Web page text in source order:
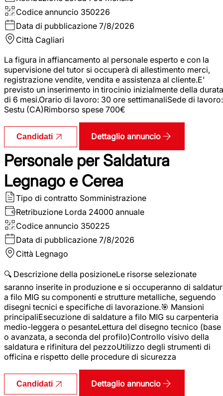
Codice annuncio 350226
Data di pubblicazione 7/8/2026
Città Cagliari
La figura in affiancamento al personale esperto e con la
supervisione del tutor si occuperà di allestimento merci,
registrazione vendite, vendita e assistenza al cliente.E'
previsto un inserimento in tirocinio inizialmente della durata
di 6 mesi.Orario di lavoro: 30 ore settimanaliSede di lavoro:
Sestu (CA)Rimborso spese 700€
Candidati Dettaglio annuncio
Personale per Saldatura
Legnago e Cerea
Tipo di contratto Somministrazione
Retribuzione Lorda 24000 annuale
Codice annuncio 350225
Data di pubblicazione 7/8/2026
Città Legnago
🔍 Descrizione della posizioneLe risorse selezionate
saranno inserite in produzione e si occuperanno di
a filo MIG su componenti e strutture metalliche, seguendo
disegni tecnici e specifiche di lavorazione.🎯 Mansioni
principaliEsecuzione di saldature a filo MIG su carpenteria
medio-leggera o pesanteLettura del disegno tecnico (base
o avanzata, a seconda del profilo)Controllo visivo della
saldatura e rifinitura del pezzoUtilizzo degli strumenti di
officina e rispetto delle procedure di sicurezza
Candidati Dettaglio annuncio